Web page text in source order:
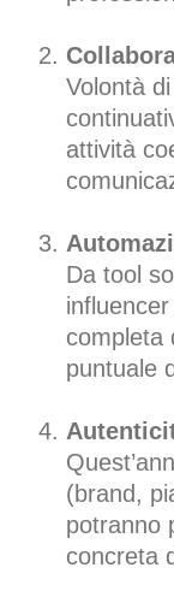
Volontà
attività
Da tool
completa
puntuale
(brand,
potranno
concreta